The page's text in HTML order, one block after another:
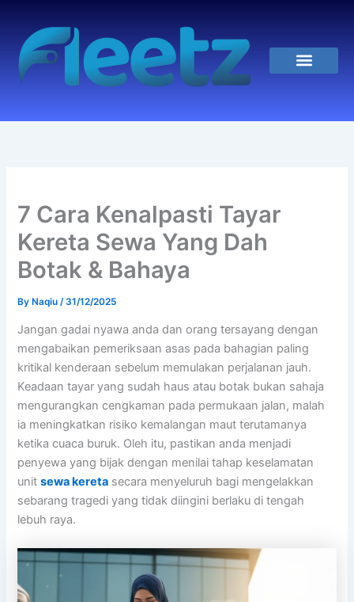
content
7 Cara Kenalpasti Tayar
Kereta Sewa Yang Dah
Botak & Bahaya
ByNaqiu /31/12/2025
Jangan gadai nyawa anda dan orang tersayang dengan
mengabaikan pemeriksaan asas pada bahagian paling
kritikal kenderaan sebelum memulakan perjalanan jauh.
Keadaan tayar yang sudah haus atau botak bukan sahaja
mengurangkan cengkaman pada permukaan jalan, malah
ia meningkatkan risiko kemalangan maut terutamanya
ketika cuaca buruk. Oleh itu, pastikan anda menjadi
penyewa yang bijak dengan menilai tahap keselamatan
unitsewa kereta secara menyeluruh bagi mengelakkan
sebarang tragedi yang tidak diingini berlaku di tengah
lebuh raya.